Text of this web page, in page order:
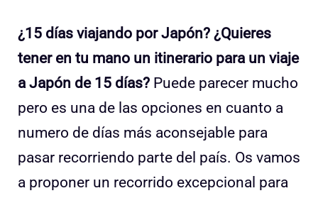
¿15 días viajando por Japón? ¿Quieres
tener en tu mano un itinerario para un viaje
a Japón de 15 días? Puede parecer mucho
pero es una de las opciones en cuanto a
numero de días más aconsejable para
pasar recorriendo parte del país. Os vamos
a proponer un recorrido excepcional para